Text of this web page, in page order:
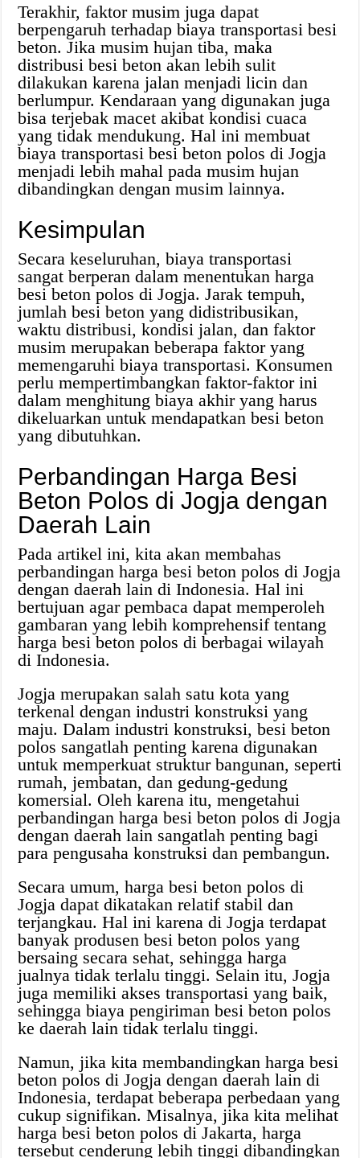
Terakhir, faktor musim juga dapat
berpengaruh terhadap biaya transportasi besi
beton. Jika musim hujan tiba, maka
distribusi besi beton akan lebih sulit
dilakukan karena jalan menjadi licin dan
berlumpur. Kendaraan yang digunakan juga
bisa terjebak macet akibat kondisi cuaca
yang tidak mendukung. Hal ini membuat
biaya transportasi besi beton polos di Jogja
menjadi lebih mahal pada musim hujan
dibandingkan dengan musim lainnya.
Kesimpulan
Secara keseluruhan, biaya transportasi
sangat berperan dalam menentukan harga
besi beton polos di Jogja. Jarak tempuh,
jumlah besi beton yang didistribusikan,
waktu distribusi, kondisi jalan, dan faktor
musim merupakan beberapa faktor yang
memengaruhi biaya transportasi. Konsumen
perlu mempertimbangkan faktor-faktor ini
dalam menghitung biaya akhir yang harus
dikeluarkan untuk mendapatkan besi beton
yang dibutuhkan.
Perbandingan Harga Besi
Beton Polos di Jogja dengan
Daerah Lain
Pada artikel ini, kita akan membahas
perbandingan harga besi beton polos di Jogja
dengan daerah lain di Indonesia. Hal ini
bertujuan agar pembaca dapat memperoleh
gambaran yang lebih komprehensif tentang
harga besi beton polos di berbagai wilayah
di Indonesia.
Jogja merupakan salah satu kota yang
terkenal dengan industri konstruksi yang
maju. Dalam industri konstruksi, besi beton
polos sangatlah penting karena digunakan
untuk memperkuat struktur bangunan, seperti
rumah, jembatan, dan gedung-gedung
komersial. Oleh karena itu, mengetahui
perbandingan harga besi beton polos di Jogja
dengan daerah lain sangatlah penting bagi
para pengusaha konstruksi dan pembangun.
Secara umum, harga besi beton polos di
Jogja dapat dikatakan relatif stabil dan
terjangkau. Hal ini karena di Jogja terdapat
banyak produsen besi beton polos yang
bersaing secara sehat, sehingga harga
jualnya tidak terlalu tinggi. Selain itu, Jogja
juga memiliki akses transportasi yang baik,
sehingga biaya pengiriman besi beton polos
ke daerah lain tidak terlalu tinggi.
Namun, jika kita membandingkan harga besi
beton polos di Jogja dengan daerah lain di
Indonesia, terdapat beberapa perbedaan yang
cukup signifikan. Misalnya, jika kita melihat
harga besi beton polos di Jakarta, harga
tersebut cenderung lebih tinggi dibandingkan